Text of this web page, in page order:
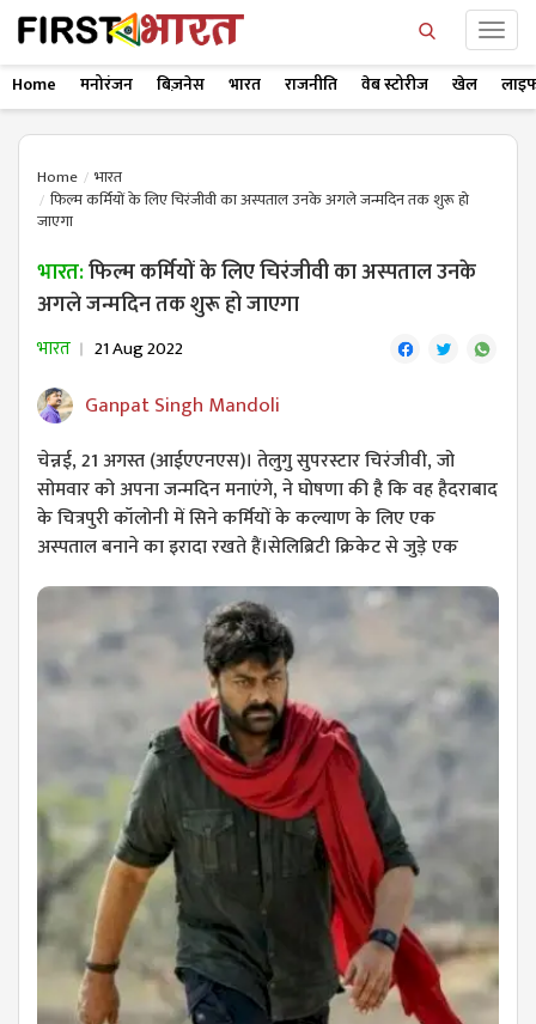
Home मनोरंजन बिज़नेस भारत राजनीति वेब स्टोरीज खेल
Home
भारत
फिल्म कर्मियों के लिए चिरंजीवी का अस्पताल उनके अगले जन्मदिन तक शुरू हो
जाएगा
भारत:फिल्म कर्मियों के लिए चिरंजीवी का अस्पताल उनके
अगले जन्मदिन तक शुरू हो जाएगा
भारत 21 Aug 2022
Ganpat Singh Mandoli
चेन्नई, 21 अगस्त (आईएएनएस)। तेलुगु सुपरस्टार चिरंजीवी, जो
सोमवार को अपना जन्मदिन मनाएंगे, ने घोषणा की है कि वह हैदराबाद
के चित्रपुरी कॉलोनी में सिने कर्मियों के कल्याण के लिए एक
अस्पताल बनाने का इरादा रखते हैं।सेलिब्रिटी क्रिकेट से जुड़े एक